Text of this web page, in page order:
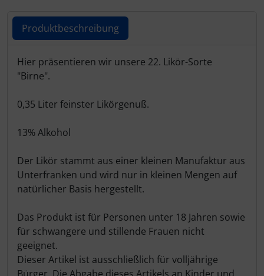
Produktbeschreibung
Produktbeschreibung
Hier präsentieren wir unsere 22. Likör-Sorte
"Birne".
0,35 Liter feinster Likörgenuß.
13% Alkohol
Der Likör stammt aus einer kleinen Manufaktur aus
Unterfranken und wird nur in kleinen Mengen auf
natürlicher Basis hergestellt.
Das Produkt ist für Personen unter 18 Jahren sowie
für schwangere und stillende Frauen nicht
geeignet.
Dieser Artikel ist ausschließlich für volljährige